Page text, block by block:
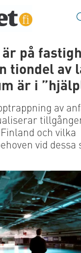
på
tiondel av
är i
av
och vilka
vid dessa